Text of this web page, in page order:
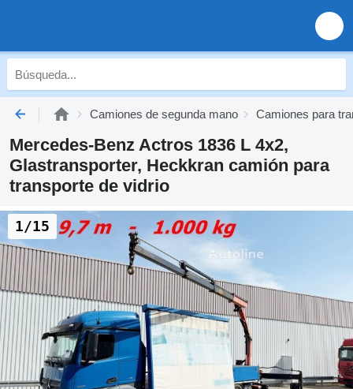
Camiones de segunda mano Camiones para
Mercedes-Benz Actros 1836 L 4x2,
Glastransporter, Heckkran camión para
transporte de vidrio
1/15